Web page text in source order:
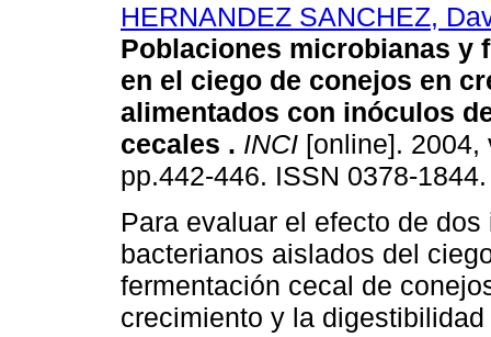
HERNANDEZ SANCHEZ,
Poblaciones microbianas y
en el ciego de conejos en
alimentados con inóculos
cecales . INCI [online]. 2004,
pp.442-446. ISSN 0378-1844.
Para evaluar el efecto de dos
bacterianos aislados del
fermentación cecal de
crecimiento y la